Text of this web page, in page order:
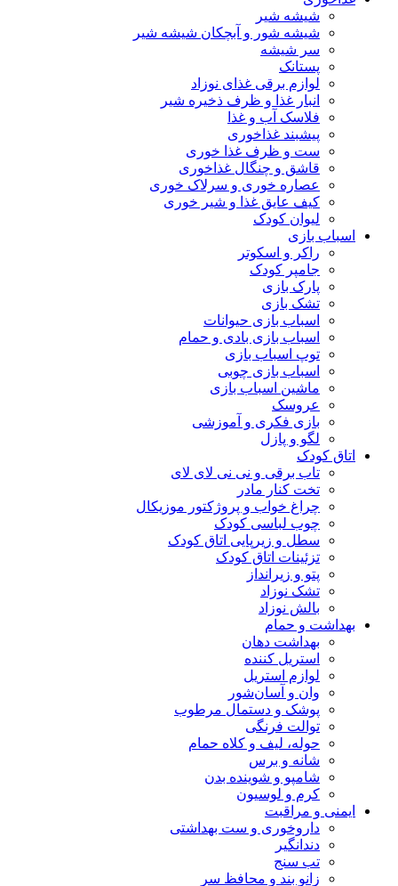
شیشه شیر
شیشه ‌شور و آبچکان شیشه‌ شیر
سر شیشه
پستانک
لوازم برقی غذای نوزاد
انبار غذا و ظرف ذخیره شیر
فلاسک آب و غذا
پیشبند غذاخوری
ست و ظرف غذا خوری
قاشق و چنگال غذاخوری
عصاره خوری و سرلاک خوری
کیف عایق غذا و شیر خوری
لیوان کودک
اسباب بازی
راکر و اسکوتر
جامپر کودک
پارک بازی
تشک بازی
اسباب بازی حیوانات
اسباب بازی بادی و حمام
توپ اسباب بازی
اسباب بازی چوبی
ماشین اسباب بازی
عروسک
بازی فکری و آموزشی
لگو و پازل
اتاق کودک
تاب برقی و نی نی لای لای
تخت کنار مادر
چراغ خواب و پروژکتور موزیکال
چوب لباسی کودک
سطل و زیرپایی اتاق کودک
تزئینات اتاق کودک
پتو و زیرانداز
تشک نوزاد
بالش نوزاد
بهداشت و حمام
بهداشت دهان
استریل کننده
لوازم استریل
وان و آسان‌شور
پوشک و دستمال مرطوب
توالت فرنگی
حوله، لیف و کلاه حمام
شانه و برس
شامپو و شوینده بدن
کرم و لوسیون
ایمنی و مراقبت
داروخوری و ست بهداشتی
دندانگیر
تب‌ سنج
زانو بند و محافظ سر